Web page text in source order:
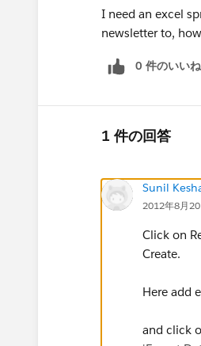
I need an excel
newsletter to,
0 件のいい
1 件の回答
Sunil
2012年8月
Click on
Create.
Here add
and click